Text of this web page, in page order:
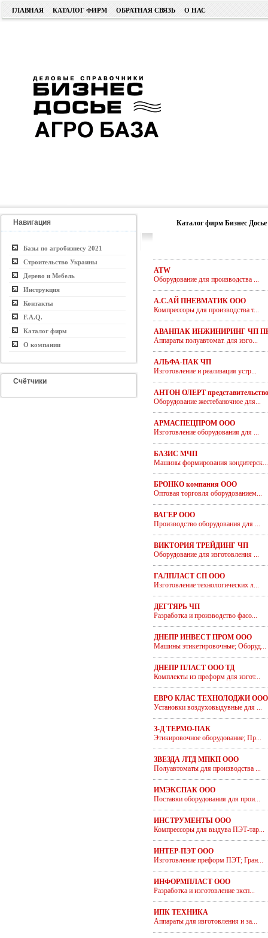
ГЛАВНАЯ КАТАЛОГ ФИРМ ОБРАТНАЯ СВЯЗЬ О НАС
Навигация
Базы по агробизнесу 2021
Строительство Украины
Дерево и Мебель
Инструкция
Контакты
F.A.Q.
Каталог фирм
О компании
Счётчики
Каталог фирм Бизнес Досье
ATW
Оборудование для производства ...
А.С.АЙ ПНЕВМАТИК ООО
Компрессоры для производства т...
АВАНПАК ИНЖИНИРИНГ ЧП
Аппараты полуавтомат. для изго...
АЛЬФА-ПАК ЧП
Изготовление и реализация устр...
АНТОН ОЛЕРТ представительство
Оборудование жестебаночное для...
АРМАСПЕЦПРОМ ООО
Изготовление оборудования для ...
БАЗИС МЧП
Машины формирования кондитерск...
БРОНКО компания ООО
Оптовая торговля оборудованием...
ВАГЕР ООО
Производство оборудования для ...
ВИКТОРИЯ ТРЕЙДИНГ ЧП
Оборудование для изготовления ...
ГАЛПЛАСТ СП ООО
Изготовление технологических л...
ДЕГТЯРЬ ЧП
Разработка и производство фасо...
ДНЕПР ИНВЕСТ ПРОМ ООО
Машины этикетировочные; Оборуд...
ДНЕПР ПЛАСТ ООО ТД
Комплекты из преформ для изгот...
ЕВРО КЛАС ТЕХНОЛОДЖИ ООО
Установки воздуховыдувные для ...
З-Д ТЕРМО-ПАК
Этикировочное оборудование; Пр...
ЗВЕЗДА ЛТД МПКП ООО
Полуавтоматы для производства ...
ИМЭКСПАК ООО
Поставки оборудования для прои...
ИНСТРУМЕНТЫ ООО
Компрессоры для выдува ПЭТ-тар...
ИНТЕР-ПЭТ ООО
Изготовление преформ ПЭТ; Гран...
ИНФОРМПЛАСТ ООО
Разработка и изготовление эксп...
ИПК ТЕХНИКА
Аппараты для изготовления и за...